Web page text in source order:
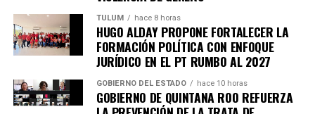
Unirme al canal de WhatsApp
TULUM hace 8 horas
HUGO ALDAY PROPONE FORTALECER LA
FORMACIÓN POLÍTICA CON ENFOQUE
JURÍDICO EN EL PT RUMBO AL 2027
GOBIERNO DEL ESTADO hace 10 horas
GOBIERNO DE QUINTANA ROO REFUERZA